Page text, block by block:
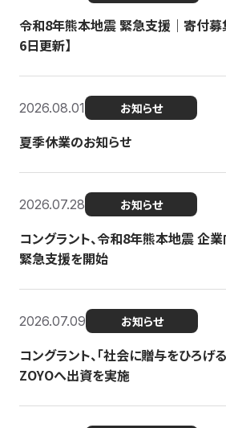
令和8年熊本地震 緊急支援｜寄付募
6日更新】
2026.08.01 お知らせ
夏季休業のお知らせ
2026.07.28 お知らせ
コングラント、令和8年熊本地震 企
緊急支援を開始
2026.07.09 お知らせ
コングラント、「社会に贈与をひろげ
ZOYOへ出資を実施